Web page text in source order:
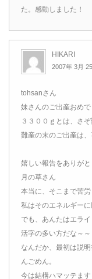
た。感動しました！
HIKARI
2007年 3月
tohsanさん
妹さんのご出産おめで
３３００ｇとは、さ
難産の末のご出産は
嬉しい報告をありがと
月の草さん
本当に、そこまで苦
私はそのエネルギーに
でも、あんたはエライ
活字の多い方だな～
なんだか、最初は説
んごめん。
今は結構ハマッテます